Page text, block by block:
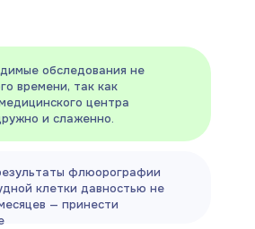
флюорографии
клетки давностью не
— принести
обследования не
времени, так как
центра
и слаженно.